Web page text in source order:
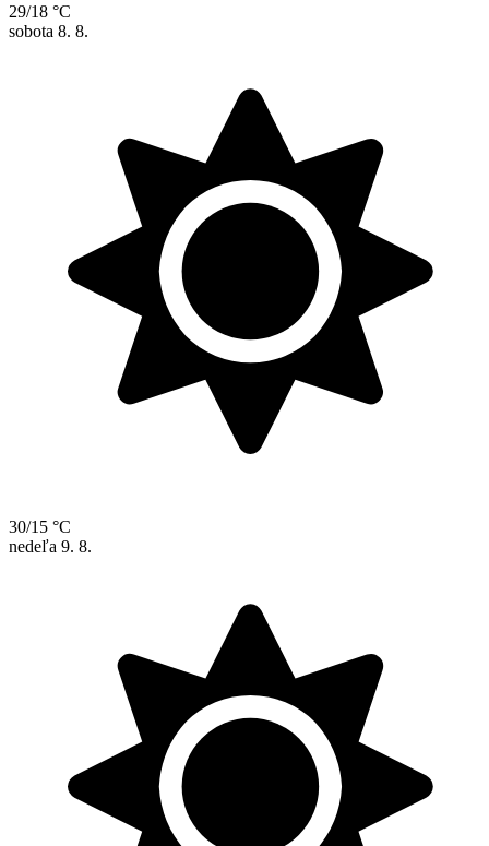
29/18 °C
sobota 8. 8.
30/15 °C
nedeľa 9. 8.